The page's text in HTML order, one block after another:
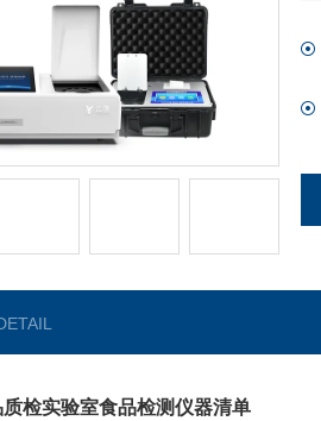
检实验室食品检测仪器清单